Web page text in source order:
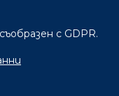
с GDPR.